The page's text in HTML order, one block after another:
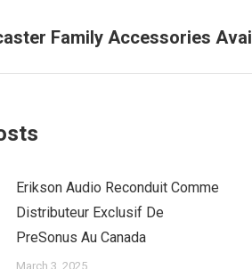
Family Accessories
Erikson Audio Reconduit Comme
Distributeur Exclusif De
PreSonus Au Canada
March 3, 2025